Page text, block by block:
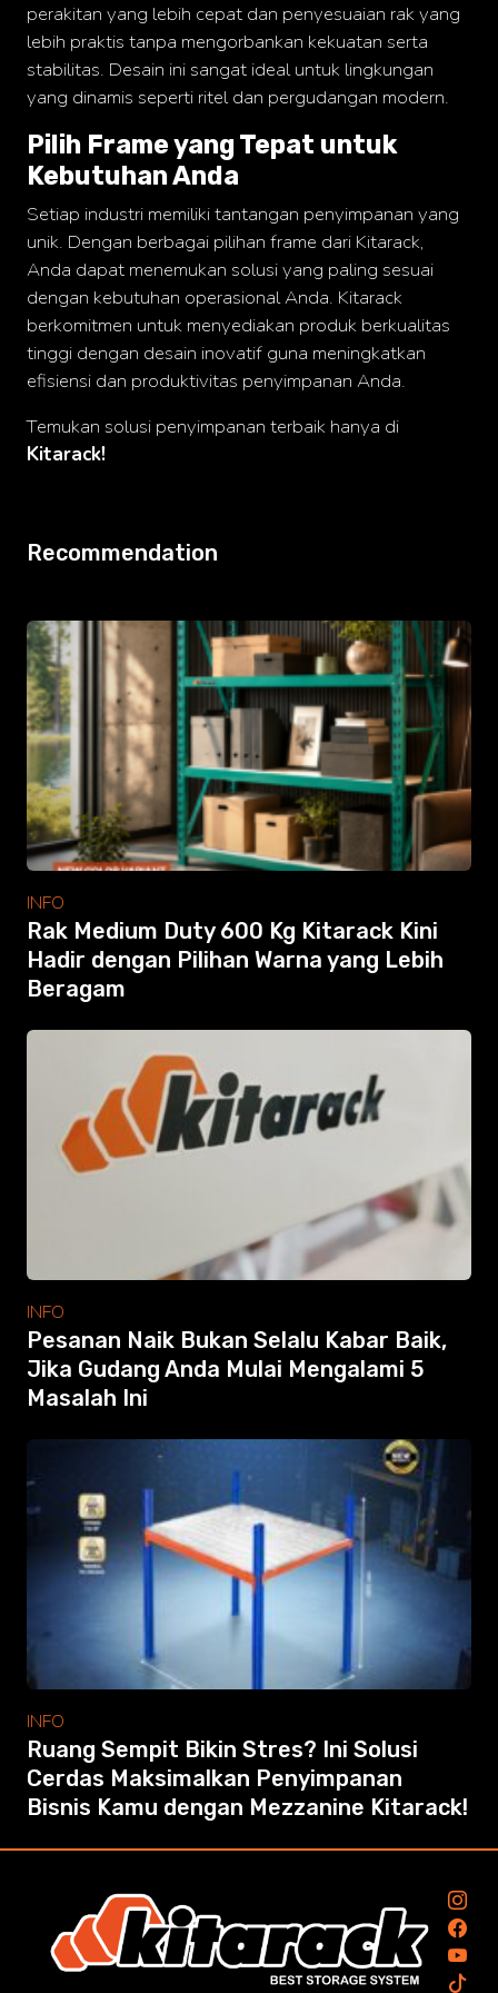
perakitan yang lebih cepat dan penyesuaian rak yang
lebih praktis tanpa mengorbankan kekuatan serta
stabilitas. Desain ini sangat ideal untuk lingkungan
yang dinamis seperti ritel dan pergudangan modern.
Pilih Frame yang Tepat untuk
Kebutuhan Anda
Setiap industri memiliki tantangan penyimpanan yang
unik. Dengan berbagai pilihan frame dari Kitarack,
Anda dapat menemukan solusi yang paling sesuai
dengan kebutuhan operasional Anda. Kitarack
berkomitmen untuk menyediakan produk berkualitas
tinggi dengan desain inovatif guna meningkatkan
efisiensi dan produktivitas penyimpanan Anda.
Temukan solusi penyimpanan terbaik hanya di
Kitarack!
Recommendation
INFO
Rak Medium Duty 600 Kg Kitarack Kini
Hadir dengan Pilihan Warna yang Lebih
Beragam
INFO
Pesanan Naik Bukan Selalu Kabar Baik,
Jika Gudang Anda Mulai Mengalami 5
Masalah Ini
INFO
Ruang Sempit Bikin Stres? Ini Solusi
Cerdas Maksimalkan Penyimpanan
Bisnis Kamu dengan Mezzanine Kitarack!
Search